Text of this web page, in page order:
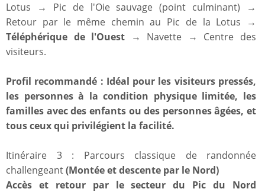
Lotus → Pic de l'Oie sauvage (point culminant) →
Retour par le même chemin au Pic de la Lotus →
Téléphérique de l'Ouest
→ Navette → Centre des
visiteurs.
Profil recommandé : Idéal pour les visiteurs pressés,
les personnes à la condition physique limitée, les
familles avec des enfants ou des personnes âgées, et
tous ceux qui privilégient la facilité.
Itinéraire 3 : Parcours classique de randonnée
challengeant(Montée et descente par le Nord)
Accès et retour par le secteur du Pic du Nord